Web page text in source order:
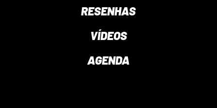
RESENHAS
VÍDEOS
AGENDA